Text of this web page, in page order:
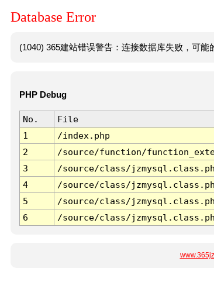
Database Error
(1040) 365建站错误警告：连接数据库失败，可能
PHP Debug
No. File
1
/index.php
2
/source/function/
3
/source/class/
4
/source/class/
5
/source/class/
6
/source/class/